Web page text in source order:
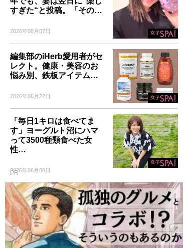
すぎた“と投稿。「その…
2026年08月07日
編集部のiHerb愛用者がセ
レクト。健康・美容のお
悩み別、鉄板アイテム…
2026年06月22日
「毎日1キロは食べてま
す」ヨーグルト沼にハマ
って3500種類食べた女
性…
2026年06月09日
PR